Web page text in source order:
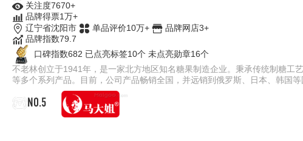
关注度7670+
品牌得票1万+
辽宁省沈阳市
单品评价10万+
品牌网店3+
品牌指数79.7
口碑指数682 已点亮标签10个 未点亮勋章16个
不老林创立于1941年，是一家北方地区知名糖果制造企业。秉承传统制糖工
等多个系列产品。目前，公司产品畅销全国，并远销到俄罗斯、日本、韩国等
NO.5